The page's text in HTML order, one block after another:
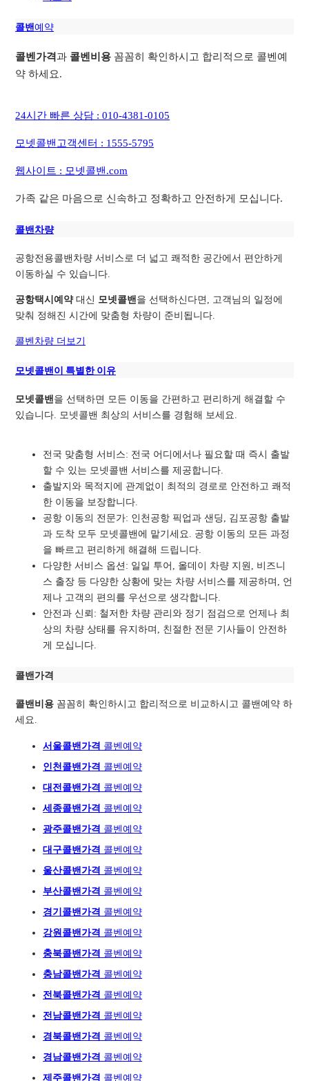
콜밴예약
콜벤가격과 콜벤비용 꼼꼼히 확인하시고 합리적으로 콜벤예
약 하세요.
24시간 빠른 상담 : 010-4381-0105
모넷콜밴고객센터 : 1555-5795
웹사이트 : 모넷콜밴.com
가족 같은 마음으로 신속하고 정확하고 안전하게 모십니다.
콜밴차량
공항전용콜밴차량 서비스로 더 넓고 쾌적한 공간에서 편안하게
이동하실 수 있습니다.
공항택시예약대신 모넷콜밴 을 선택하신다면, 고객님의 일정에
맞춰 정해진 시간에 맞춤형 차량이 준비됩니다.
콜벤차량 더보기
모넷콜밴이 특별한 이유
모넷콜밴 을 선택하면 모든 이동을 간편하고 편리하게 해결할 수
있습니다. 모넷콜밴 최상의 서비스를 경험해 보세요.
전국 맞춤형 서비스: 전국 어디에서나 필요할 때 즉시 출발
할 수 있는 모넷콜밴 서비스를 제공합니다.
출발지와 목적지에 관계없이 최적의 경로로 안전하고 쾌적
한 이동을 보장합니다.
공항 이동의 전문가: 인천공항 픽업과 샌딩, 김포공항 출발
과 도착 모두 모넷콜밴에 맡기세요. 공항 이동의 모든 과정
을 빠르고 편리하게 해결해 드립니다.
다양한 서비스 옵션: 일일 투어, 올데이 차량 지원, 비즈니
스 출장 등 다양한 상황에 맞는 차량 서비스를 제공하며, 언
제나 고객의 편의를 우선으로 생각합니다.
안전과 신뢰: 철저한 차량 관리와 정기 점검으로 언제나 최
상의 차량 상태를 유지하며, 친절한 전문 기사들이 안전하
게 모십니다.
콜밴가격
콜밴비용 꼼꼼히 확인하시고 합리적으로 비교하시고 콜밴예약 하
세요.
서울콜밴가격 콜벤예 약
인천콜밴가격 콜벤예약
대전콜밴가격 콜벤예약
세종콜밴가격 콜벤예약
광주콜밴가격 콜벤예 약
대구콜밴가격 콜벤예약
울산콜밴가격 콜벤예약
부산콜밴가격 콜벤예약
경기콜밴가격 콜벤예약
강원콜밴가격 콜벤예약
충북콜밴가격 콜벤예약
충남콜밴가격 콜벤예약
전북콜밴가격 콜벤예약
전남콜밴가격 콜벤예약
경북콜밴가격 콜벤예약
경남콜밴가격 콜벤예약
제주콜밴가격 콜벤예약